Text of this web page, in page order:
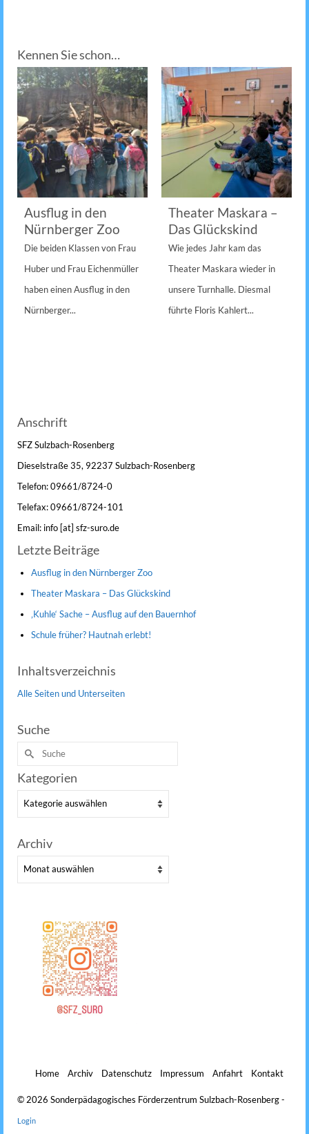
Kennen Sie schon…
Ausflug in den
Nürnberger Zoo
Die beiden Klassen von Frau
Huber und Frau Eichenmüller
haben einen Ausflug in den
Nürnberger...
Theater Maskara –
Das Glückskind
Wie jedes Jahr kam das
Theater Maskara wieder in
unsere Turnhalle. Diesmal
führte Floris Kahlert...
Anschrift
SFZ Sulzbach-Rosenberg
Dieselstraße 35, 92237 Sulzbach-Rosenberg
Telefon: 09661/8724-0
Telefax: 09661/8724-101
Email: info [at] sfz-suro.de
Letzte Beiträge
Ausflug in den Nürnberger Zoo
Theater Maskara – Das Glückskind
‚Kuhle‘ Sache – Ausflug auf den Bauernhof
Schule früher? Hautnah erlebt!
Inhaltsverzeichnis
Alle Seiten und Unterseiten
Suche
Suche
nach:
Kategorien
Kategorien
Archiv
Archiv
Home Archiv Datenschutz Impressum Anfahrt Kontakt
© 2026 Sonderpädagogisches Förderzentrum Sulzbach-Rosenberg -
Login